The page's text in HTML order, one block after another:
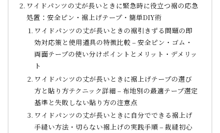
ワイドパンツの丈が長いときに緊急時に役立つ裾の応急
処置：安全ピン・裾上げテープ・簡単DIY術
ワイドパンツの丈が長いときの裾引きずる問題の即
効対応策と使用道具の特徴比較 – 安全ピン・ゴム・
両面テープの使い分けポイントとメリット・デメリッ
ト
ワイドパンツの丈が長いときに裾上げテープの選び
方と貼り方テクニック詳細 – 布地別の最適テープ選定
基準と失敗しない貼り方の注意点
ワイドパンツの丈が長いときに自分でできる裾上げ
手縫い方法・切らない裾上げの実践手順 – 裁縫初心